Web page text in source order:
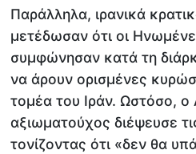
Παράλληλα, ιρανικά
μετέδωσαν ότι οι
συμφώνησαν κατά τη
να άρουν ορισμένες
τομέα του Ιράν. Ωστόσο, ο
αξιωματούχος διέψευσε
τονίζοντας ότι «δεν θα